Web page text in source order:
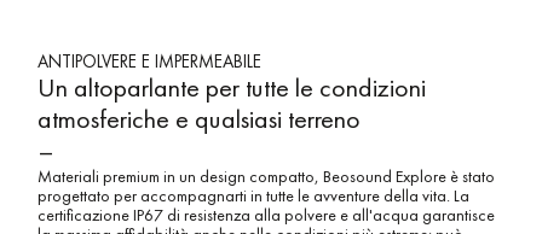
ANTIPOLVERE E IMPERMEABILE
Un altoparlante per tutte le condizioni
atmosferiche e qualsiasi terreno
–
Materiali premium in un design compatto, Beosound Explore è stato
progettato per accompagnarti in tutte le avventure della vita. La
certificazione IP67 di resistenza alla polvere e all'acqua garantisce